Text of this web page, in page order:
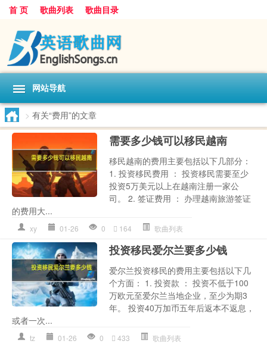
首 页 歌曲列表 歌曲目录
网站导航
> 有关“费用”的文章
需要多少钱可以移民越南
移民越南的费用主要包括以下几部分：
1. 投资移民费用 ： 投资移民需要至少
投资5万美元以上在越南注册一家公
司。 2. 签证费用 ： 办理越南旅游签证
的费用大...
xy 01-26 0 164 歌曲列表
投资移民爱尔兰要多少钱
爱尔兰投资移民的费用主要包括以下几
个方面： 1. 投资款 ： 投资不低于100
万欧元至爱尔兰当地企业，至少为期3
年。 投资40万加币五年后返本不返息，
或者一次...
tz 01-26 0 433 歌曲列表